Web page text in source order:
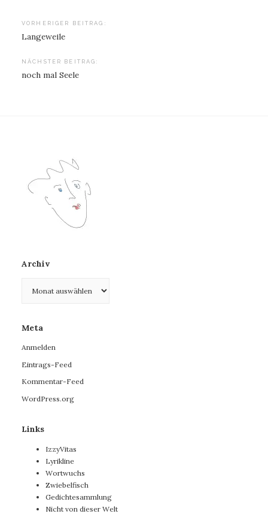
Beitragsnavigation
VORHERIGER BEITRAG:
Langeweile
NÄCHSTER BEITRAG:
noch mal Seele
Archiv
Meta
Anmelden
Eintrags-Feed
Kommentar-Feed
WordPress.org
Links
IzzyVitas
Lyrikline
Wortwuchs
Zwiebelfisch
Gedichtesammlung
Nicht von dieser Welt